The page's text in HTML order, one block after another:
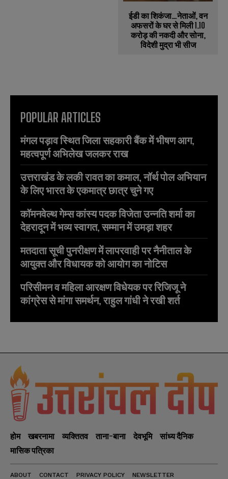
ईडी का शिकंजा…नेताओं, वन
अफसरों के घर से मिली 1.10
करोड़ की नकदी और सोना,
विदेशी मुद्रा भी सीज
POPULAR ARTICLES
मंगल पड़ाव स्थित जिला सहकारी बैंक में भीषण आग,
महत्वपूर्ण अभिलेख जलकर राख
उत्तराखंड के लकी रावत का कमाल, नॉर्थ पोल अभियान
के लिए भारत के एकमात्र छात्र चुने गए
कॉमनवेल्थ गेम्स कांस्य पदक विजेता उन्नति शर्मा का
देहरादून में भव्य स्वागत, सम्मान में उमड़ा शहर
मतदाता सूची पुनरीक्षण में लापरवाही पर नैनीताल के
आयुक्त और विधायक को आयोग का नोटिस
परिसीमन व महिला आरक्षण विधेयक पर रिजिजू ने
कांग्रेस से मांगा समर्थन, राहुल गांधी ने रखी शर्त
होम खबरनामा व्यक्तितव ताना-बाना देवभूमि
सांध्य दैनिक
मासिक पत्रिका
ABOUT CONTACT PRIVACY POLICY NEWSLETTER